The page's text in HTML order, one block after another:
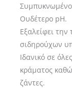
Ουδέτερο pH.
Εξαλείφει
σιδηρούχων
Ιδανικό σε
κράματος
ζάντες.